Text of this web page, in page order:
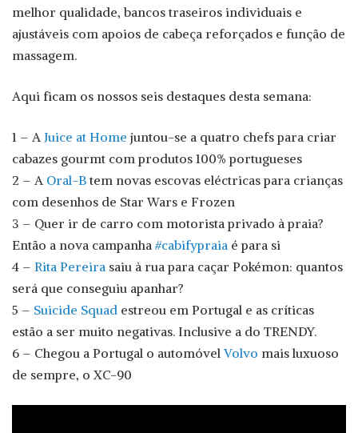
melhor qualidade, bancos traseiros individuais e
ajustáveis com apoios de cabeça reforçados e função de
massagem.
Aqui ficam os nossos seis destaques desta semana:
1 – A Juice at Home juntou-se a quatro chefs para criar
cabazes gourmt com produtos 100% portugueses
2 – A Oral-Btem novas escovas eléctricas para crianças
com desenhos de Star Wars e Frozen
3 – Quer ir de carro com motorista privado à praia?
Então a nova campanha #cabifypraia é para si
4 – Rita Pereira saiu à rua para caçar Pokémon: quantos
será que conseguiu apanhar?
5 – Suicide Squad estreou em Portugal e as críticas
estão a ser muito negativas. Inclusive a do TRENDY.
6 – Chegou a Portugal o automóvelVolvo mais luxuoso
de sempre, o XC-90